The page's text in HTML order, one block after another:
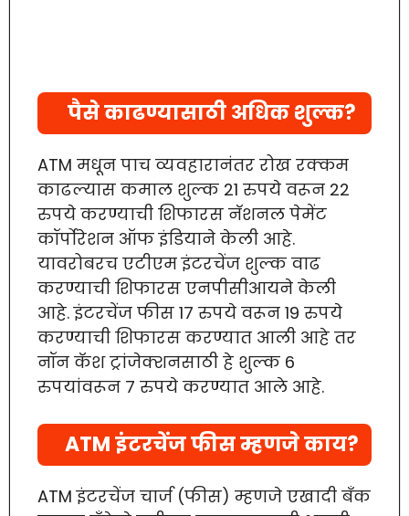
पैसे काढण्यासाठी अधिक शुल्क?
ATM मधून पाच व्यवहारानंतर रोख रक्कम
काढल्यास कमाल शुल्क 21 रुपये वरून 22
रुपये करण्याची शिफारस नॅशनल पेमेंट
कॉर्पोरेशन ऑफ इंडियाने केली आहे.
यावरोबरच एटीएम इंटरचेंज शुल्क वाढ
करण्याची शिफारस एनपीसीआयने केली
आहे. इंटरचेंज फीस 17 रुपये वरून 19 रुपये
करण्याची शिफारस करण्यात आली आहे तर
नॉन कॅश ट्रांजेक्शनसाठी हे शुल्क 6
रुपयांवरून 7 रुपये करण्यात आले आहे.
ATM इंटरचेंज फीस म्हणजे काय?
ATM इंटरचेंज चार्ज (फीस) म्हणजे एखादी बँक